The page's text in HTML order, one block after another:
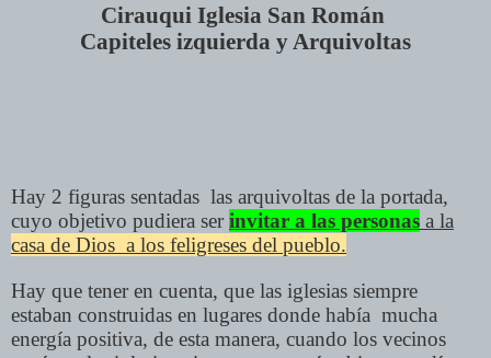
Cirauqui Iglesia San Román
Capiteles izquierda y Arquivoltas
Hay 2 figuras sentadas las arquivoltas de la portada,
cuyo objetivo pudiera serinvitar a las personas a la
casa de Dios a los feligreses del pueblo.
Hay que tener en cuenta, que las iglesias siempre
estaban construidas en lugares donde había mucha
energía positiva, de esta manera, cuando los vecinos